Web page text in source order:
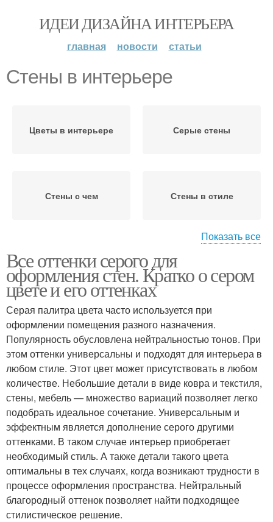
ИДЕИ ДИЗАЙНА ИНТЕРЬЕРА
главная новости статьи
Стены в интерьере
Цветы в интерьере Серые стены
Стены с чем Стены в стиле
Стен в стиле
Неделирусско-
скандинавский
интерьер
Интерьер в жемчужно-
серых тонах
Шляпы на стене
Стен над диваном Стен в коридоре
Стены в коридоре Неровные стены
Показать все
Все оттенки серого для
оформления стен. Кратко о сером
цвете и его оттенках
Серая палитра цвета часто используется при
оформлении помещения разного назначения.
Популярность обусловлена нейтральностью тонов. При
этом оттенки универсальны и подходят для интерьера в
любом стиле. Этот цвет может присутствовать в любом
количестве. Небольшие детали в виде ковра и текстиля,
стены, мебель — множество вариаций позволяет легко
подобрать идеальное сочетание. Универсальным и
эффектным является дополнение серого другими
оттенками. В таком случае интерьер приобретает
необходимый стиль. А также детали такого цвета
оптимальны в тех случаях, когда возникают трудности в
процессе оформления пространства. Нейтральный
благородный оттенок позволяет найти подходящее
стилистическое решение.